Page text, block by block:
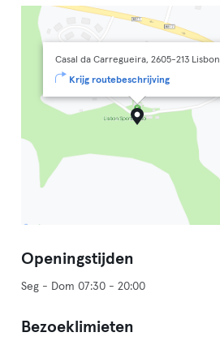
Casal da Carregueira, 2605-213 Lisbon
Krijg routebeschrijving
Openingstijden
Seg - Dom 07:30 - 20:00
Bezoeklimieten